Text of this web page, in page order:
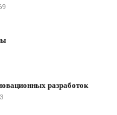
разработок